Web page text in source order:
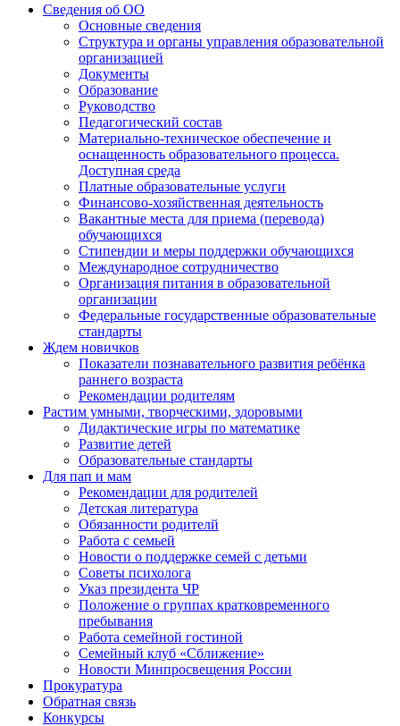
Сведения об ОО
Основные сведения
Структура и органы управления образовательной
организацией
Документы
Образование
Руководство
Педагогический состав
Материально-техническое обеспечение и
оснащенность образовательного процесса.
Доступная среда
Платные образовательные услуги
Финансово-хозяйственная деятельность
Вакантные места для приема (перевода)
обучающихся
Стипендии и меры поддержки обучающихся
Международное сотрудничество
Организация питания в образовательной
организации
Федеральные государственные образовательные
стандарты
Ждем новичков
Показатели познавательного развития ребёнка
раннего возраста
Рекомендации родителям
Растим умными, творческими, здоровыми
Дидактические игры по математике
Развитие детей
Образовательные стандарты
Для пап и мам
Рекомендации для родителей
Детская литература
Обязанности родителй
Работа с семьей
Новости о поддержке семей с детьми
Советы психолога
Указ президента ЧР
Положение о группах кратковременного
пребывания
Работа семейной гостиной
Семейный клуб «Сближение»
Новости Минпросвещения России
Прокуратура
Обратная связь
Конкурсы